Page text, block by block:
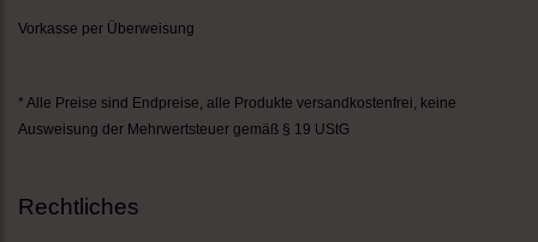
Vorkasse per Überweisung
* Alle Preise sind Endpreise, alle Produkte versandkostenfrei , keine
Ausweisung der Mehrwertsteuer gemäß § 19 UStG
Rechtliches